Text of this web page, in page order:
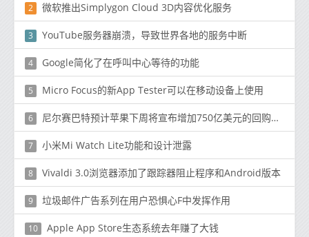
2 微软推出Simplygon Cloud 3D内容优化服务
3 YouTube服务器崩溃，导致世界各地的服务中断
4 Google简化了在呼叫中心等待的功能
5 Micro Focus的新App Tester可以在移动设备上使用
6 尼尔赛巴特预计苹果下周将宣布增加750亿美元的回购授权
7 小米Mi Watch Lite功能和设计泄露
8 Vivaldi 3.0浏览器添加了跟踪器阻止程序和Android版本
9 垃圾邮件广告系列在用户恐惧心F中发挥作用
10 Apple App Store生态系统去年赚了大钱